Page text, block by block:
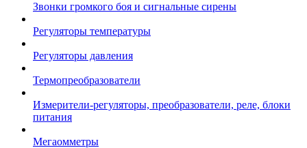
Звонки громкого боя и сигнальные сирены
Регуляторы температуры
Регуляторы давления
Термопреобразователи
Измерители-регуляторы, преобразователи, реле, блоки
питания
Мегаомметры